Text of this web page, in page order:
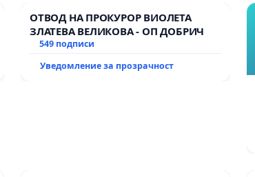
ОТВОД НА ПРОКУРОР ВИОЛЕТА
ЗЛАТЕВА ВЕЛИКОВА - ОП ДОБРИЧ
549 подписи
Уведомление за прозрачност